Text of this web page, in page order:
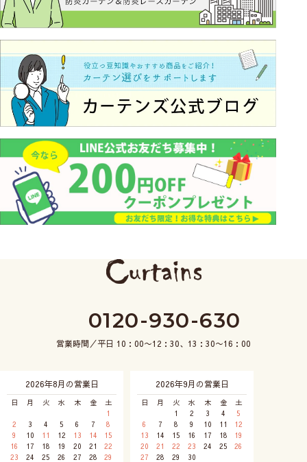
0120-930-630
営業時間／平日 10：00〜12：30、13：30〜16：00
2026年8月の営業日
日 月 火 水 木 金
土
1
2
3 4 5 6 7
8
9
10 11 12 13 14
15
16
17 18 19 20 21
22
23
24 25 26 27 28 29
2026年9月の営業日
日 月 火 水 木 金
土
1
2 3 4
5
6
7 8 9 10 11
12
13
14 15 16 17 18
19
20
21 22 23 24 25
26
27
28 29 30